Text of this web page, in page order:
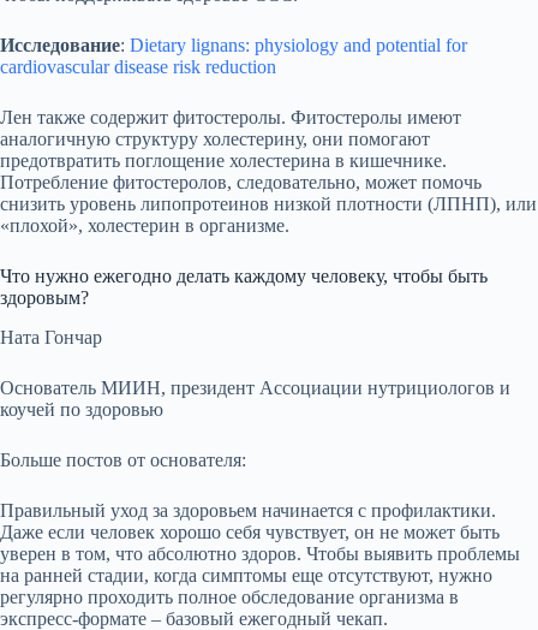
Исследование: Dietary lignans: physiology and potential for
cardiovascular disease risk reduction
Лен также содержит фитостеролы. Фитостеролы имеют
аналогичную структуру холестерину, они помогают
предотвратить поглощение холестерина в кишечнике.
Потребление фитостеролов, следовательно, может помочь
снизить уровень липопротеинов низкой плотности (ЛПНП), или
«плохой», холестерин в организме.
Что нужно ежегодно делать каждому человеку, чтобы быть
здоровым?
Ната Гончар
Основатель МИИН, президент Ассоциации нутрициологов и
коучей по здоровью
Больше постов от основателя:
Правильный уход за здоровьем начинается с профилактики.
Даже если человек хорошо себя чувствует, он не может быть
уверен в том, что абсолютно здоров. Чтобы выявить проблемы
на ранней стадии, когда симптомы еще отсутствуют, нужно
регулярно проходить полное обследование организма в
экспресс-формате – базовый ежегодный чекап.